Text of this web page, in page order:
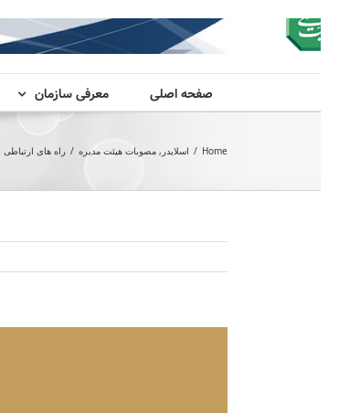
صفحه اصلی معرفی سازمان
Home
/ اسلایدر , مصوبات هیئت مدیره / راه های